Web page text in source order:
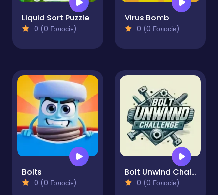
Liquid Sort Puzzle
0 (0 Голосів)
Virus Bomb
0 (0 Голосів)
Bolts
0 (0 Голосів)
Bolt Unwind Challenge
0 (0 Голосів)